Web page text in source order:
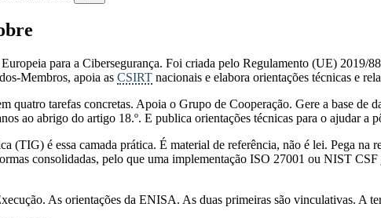
para a Cibersegurança. Foi criada pelo Regulamento (UE) 2019/
Membros, apoia as CSIRT nacionais e elabora orientações técnicas e
quatro tarefas concretas. Apoia o Grupo de Cooperação. Gere a base de
ao abrigo do artigo 18.º. E publica orientações técnicas para o ajudar
(TIG) é essa camada prática. É material de referência, não é lei. Pega na
consolidadas, pelo que uma implementação ISO 27001 ou NIST
As orientações da ENISA. As duas primeiras são vinculativas. A